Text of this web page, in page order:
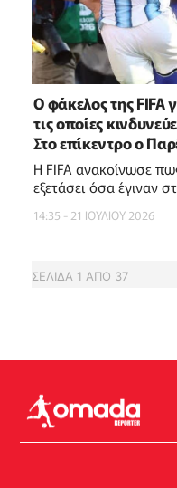
Ο φάκελος της FIFA
τις οποίες
Στο επίκεντρο ο
Η FIFA ανακοίνωσε
εξετάσει όσα έγιναν
14:35 - 21 ΙΟΥΛΙΟΥ 2026
ΣΕΛΙΔΑ 1 ΑΠΟ 37